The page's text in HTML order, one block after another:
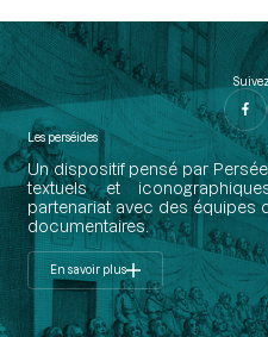
Les perséides
Un dispositif pensé par
textuels et
partenariat avec des équipes
documentaires.
En savoir plus